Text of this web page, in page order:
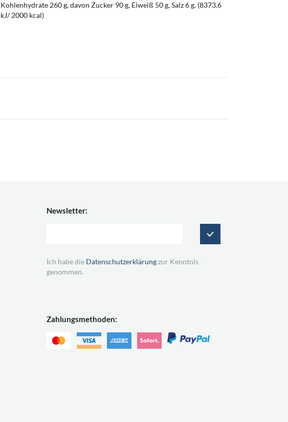
Kohlenhydrate 260 g, davon Zucker 90 g, Eiweiß 50 g, Salz 6 g. (8373.6
kJ/ 2000 kcal)
Newsletter:
Ich habe die Datenschutzerklärungzur Kenntnis
genommen.
Zahlungsmethoden: